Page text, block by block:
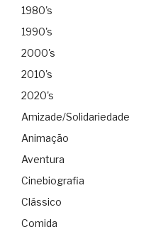
1980's
1990's
2000's
2010's
2020's
Amizade/Solidariedade
Animação
Aventura
Cinebiografia
Clássico
Comida